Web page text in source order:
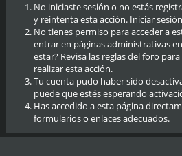
No iniciaste sesión o no estás
y reintenta esta acción. Iniciar sesión
No tienes permiso para acceder a
entrar en páginas administrativas
estar? Revisa las reglas del foro
realizar esta acción.
Tu cuenta pudo haber sido
puede que estés esperando
Has accedido a esta página
formularios o enlaces adecuados.